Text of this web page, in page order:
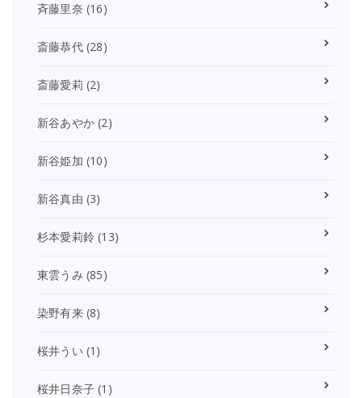
斉藤里奈 (16)
斎藤恭代(28)
斎藤愛莉 (2)
新谷あやか (2)
新谷姫加 (10)
新谷真由 (3)
杉本愛莉鈴 (13)
東雲うみ (85)
染野有来(8)
桜井うい (1)
桜井日奈子 (1)